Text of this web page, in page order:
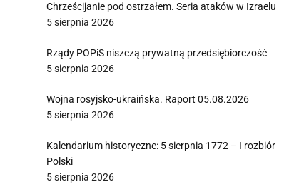
Chrześcijanie pod ostrzałem. Seria ataków w Izraelu
5 sierpnia 2026
Rządy POPiS niszczą prywatną przedsiębiorczość
5 sierpnia 2026
Wojna rosyjsko-ukraińska. Raport 05.08.2026
5 sierpnia 2026
Kalendarium historyczne: 5 sierpnia 1772 – I rozbiór
Polski
5 sierpnia 2026